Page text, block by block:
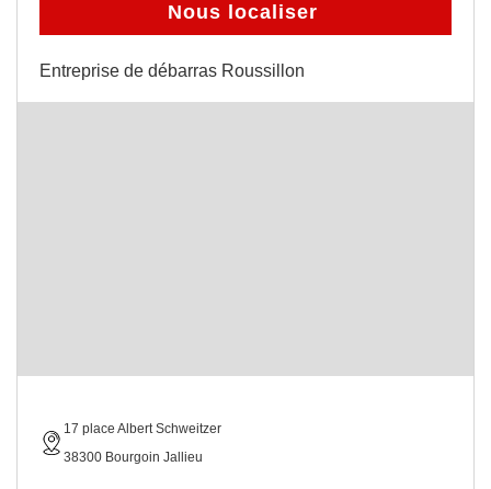
Nous localiser
Entreprise de débarras Roussillon
17 place Albert Schweitzer
38300 Bourgoin Jallieu